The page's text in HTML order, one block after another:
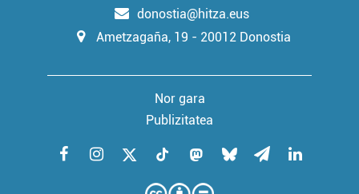
donostia@hitza.eus
Ametzagaña, 19 - 20012 Donostia
Nor gara
Publizitatea